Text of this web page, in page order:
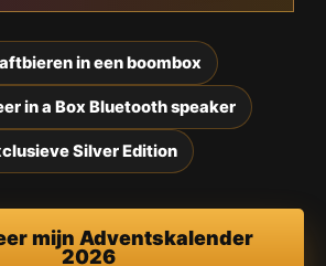
in een boombox
in a Box Bluetooth speaker
Silver Edition
mijn Adventskalender
2026